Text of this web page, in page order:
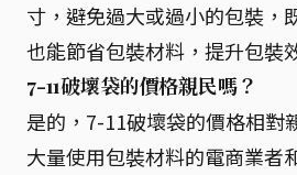
寸，避免過大或過小的包裝，
也能節省包裝材料，提升包裝
7-11破壞袋的價格親民嗎？
是的，7-11破壞袋的價格相對
大量使用包裝材料的電商業者